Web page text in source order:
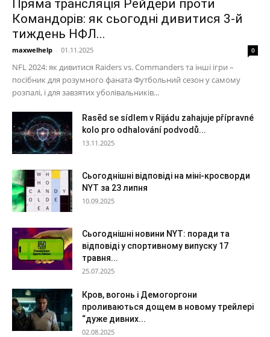
Пряма трансляція Рейдери проти
Командорів: як сьогодні дивитися 3-й
тиждень НФЛ...
maxwelhelp - 01.11.2025 0
NFL 2024: як дивитися Raiders vs. Commanders та інші ігри –
посібник для розумного фаната Футбольний сезон у самому
розпалі, і для завзятих уболівальників...
Rasēd se sídlem v Rijádu zahajuje přípravné
kolo pro odhalování podvodů...
13.11.2025
Сьогоднішні відповіді на міні-кросворди
NYT за 23 липня
10.09.2025
Сьогоднішні новини NYT: поради та
відповіді у спортивному випуску 17
травня...
25.07.2025
Кров, вогонь і Демогоргони
проливаються дощем в новому трейлері
“дуже дивних...
02.08.2025